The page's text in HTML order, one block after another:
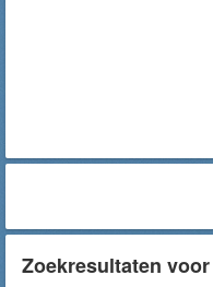
Zoekresultaten